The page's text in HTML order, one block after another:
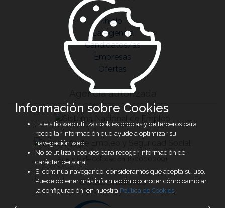
Inicio
La Agencia
Candidatos/as
Empresas
Ofertas
Agencia autorizada
Agencia de Colocación 1600000091
Colaboradores
Información sobre Cookies
Este sitio web utiliza cookies propias y de terceros para
recopilar información que ayude a optimizar su
navegación web.
No se utilizan cookies para recoger información de
carácter personal.
Si continúa navegando, consideramos que acepta su uso.
Puede obtener más información o conocer cómo cambiar
la configuración, en nuestra Política de Cookies.